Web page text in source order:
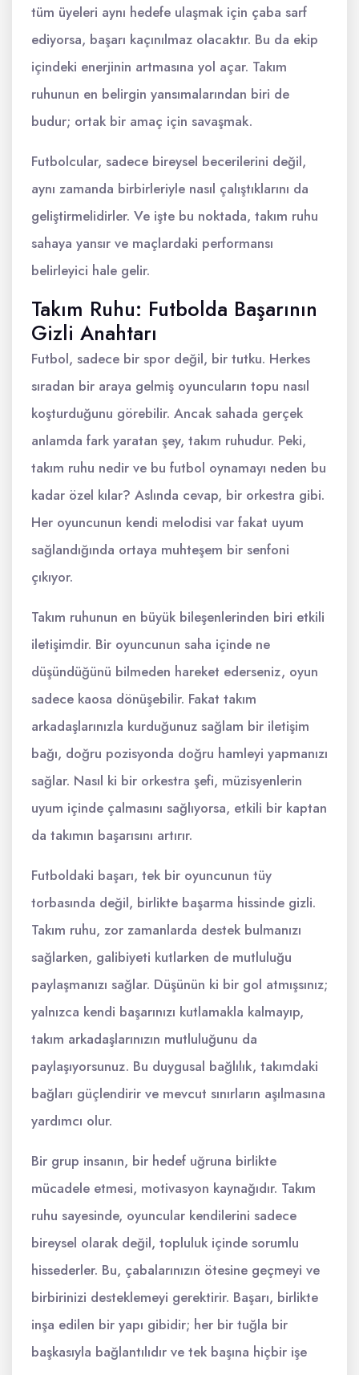
tüm üyeleri aynı hedefe ulaşmak için çaba sarf
ediyorsa, başarı kaçınılmaz olacaktır. Bu da ekip
içindeki enerjinin artmasına yol açar. Takım
ruhunun en belirgin yansımalarından biri de
budur; ortak bir amaç için savaşmak.
Futbolcular, sadece bireysel becerilerini değil,
aynı zamanda birbirleriyle nasıl çalıştıklarını da
geliştirmelidirler. Ve işte bu noktada, takım ruhu
sahaya yansır ve maçlardaki performansı
belirleyici hale gelir.
Takım Ruhu: Futbolda Başarının
Gizli Anahtarı
Futbol, sadece bir spor değil, bir tutku. Herkes
sıradan bir araya gelmiş oyuncuların topu nasıl
koşturduğunu görebilir. Ancak sahada gerçek
anlamda fark yaratan şey, takım ruhudur. Peki,
takım ruhu nedir ve bu futbol oynamayı neden bu
kadar özel kılar? Aslında cevap, bir orkestra gibi.
Her oyuncunun kendi melodisi var fakat uyum
sağlandığında ortaya muhteşem bir senfoni
çıkıyor.
Takım ruhunun en büyük bileşenlerinden biri etkili
iletişimdir. Bir oyuncunun saha içinde ne
düşündüğünü bilmeden hareket ederseniz, oyun
sadece kaosa dönüşebilir. Fakat takım
arkadaşlarınızla kurduğunuz sağlam bir iletişim
bağı, doğru pozisyonda doğru hamleyi yapmanızı
sağlar. Nasıl ki bir orkestra şefi, müzisyenlerin
uyum içinde çalmasını sağlıyorsa, etkili bir kaptan
da takımın başarısını artırır.
Futboldaki başarı, tek bir oyuncunun tüy
torbasında değil, birlikte başarma hissinde gizli.
Takım ruhu, zor zamanlarda destek bulmanızı
sağlarken, galibiyeti kutlarken de mutluluğu
paylaşmanızı sağlar. Düşünün ki bir gol atmışsınız;
yalnızca kendi başarınızı kutlamakla kalmayıp,
takım arkadaşlarınızın mutluluğunu da
paylaşıyorsunuz. Bu duygusal bağlılık, takımdaki
bağları güçlendirir ve mevcut sınırların aşılmasına
yardımcı olur.
Bir grup insanın, bir hedef uğruna birlikte
mücadele etmesi, motivasyon kaynağıdır. Takım
ruhu sayesinde, oyuncular kendilerini sadece
bireysel olarak değil, topluluk içinde sorumlu
hissederler. Bu, çabalarınızın ötesine geçmeyi ve
birbirinizi desteklemeyi gerektirir. Başarı, birlikte
inşa edilen bir yapı gibidir; her bir tuğla bir
başkasıyla bağlantılıdır ve tek başına hiçbir işe